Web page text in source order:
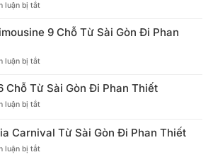
luận bị tắt
Xe
Limousine
Chỗ
Sài
Gòn
Đi
Thiết
9 Chỗ Từ Sài Gòn Đi Phan
luận bị tắt
Xe
Limousine
9
Từ
Sài
Gòn
Chỗ Từ Sài Gòn Đi Phan Thiết
luận bị tắt
16
Chỗ
Carnival Từ Sài Gòn Đi Phan Thiết
luận bị tắt